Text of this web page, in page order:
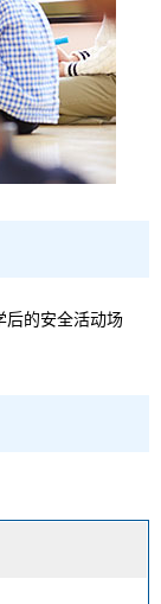
后的安全活动场